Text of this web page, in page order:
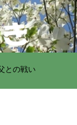
との戦い